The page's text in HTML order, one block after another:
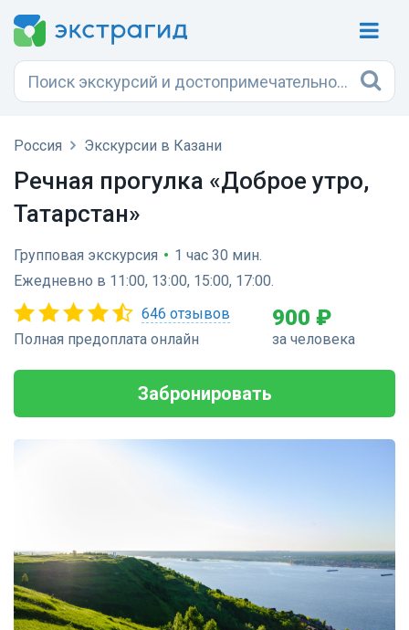
Россия Экскурсии в Казани
Речная прогулка «Доброе утро,
Татарстан»
Групповая экскурсия • 1 час 30 мин.
Ежедневно в 11:00, 13:00, 15:00, 17:00.
646 отзывов
Полная предоплата онлайн
900 ₽
за человека
Забронировать